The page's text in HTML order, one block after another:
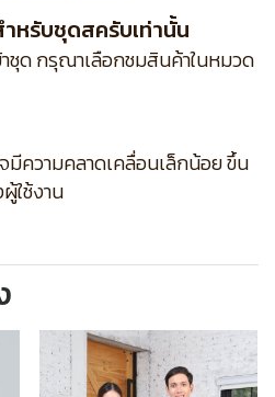
หรับชุดสครับเท่านั้น
ชุด กรุณาเลือกชมสินค้าในหมวด
มีความคลาดเคลื่อนเล็กน้อย ขึ้น
ใช้งาน